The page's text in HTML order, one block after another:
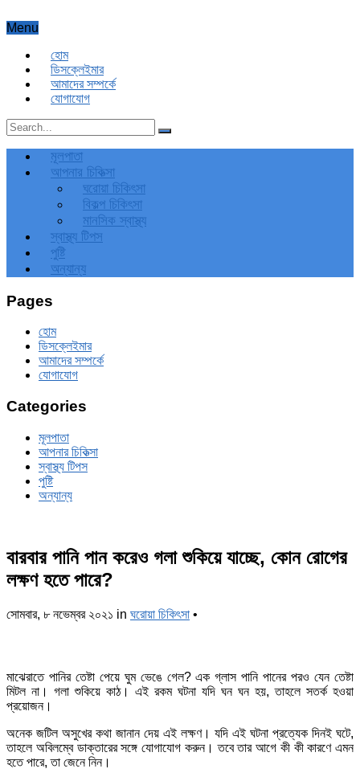
Menu
হোম
ডিসক্লেইমার
আমাদের সম্পর্কে
যোগাযোগ
মূলপাতা
আপনার চিকিত্‍সা
ঘরোয়া চিকিৎসা
বিকল্প চিকিৎসা
মানসিক স্বাস্থ্য
স্বাস্থ্য টিপস
পুষ্টি
অন্যান্য
Pages
হোম
ডিসক্লেইমার
আমাদের সম্পর্কে
যোগাযোগ
Categories
মূলপাতা
আপনার চিকিত্‍সা
স্বাস্থ্য টিপস
পুষ্টি
অন্যান্য
বারবার পানি পান করেও গলা শুকিয়ে যাচ্ছে, কোন রোগের
লক্ষণ হতে পারে?
সোমবার, ৮ নভেম্বর ২০২১ in ঘরোয়া চিকিৎসা •
মাঝেরাতে পানির তেষ্টা পেয়ে ঘুম ভেঙে গেল? এক গ্লাস পানি পানের পরও যেন তেষ্টা
মিটল না। গলা শুকিয়ে কাঠ। এই রকম ঘটনা যদি ঘন ঘন হয়, তাহলে সতর্ক হওয়া
প্রয়োজন।
অনেক জটিল অসুখের কথা জানান দেয় এই লক্ষণ। যদি এই ঘটনা প্রত্যেক দিনই ঘটে,
তাহলে অবিলম্বে ডাক্তারের সঙ্গে যোগাযোগ করুন। তবে তার আগে কী কী কারণে এমন
হতে পারে, তা জেনে নিন।